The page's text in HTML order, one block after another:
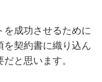
成功させるために
を契約書に織り込ん
と思います。